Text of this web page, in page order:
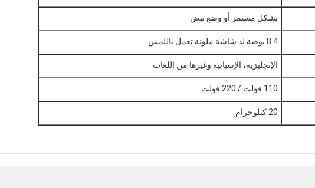
بشكل مستمر أو وضع نبض
8.4 بوصة لد شاشة ملونة تعمل باللمس
الإنجليزية، الإسبانية وغيرها من اللغات
110 فولت / 220 فولت
20 كيلوجرام